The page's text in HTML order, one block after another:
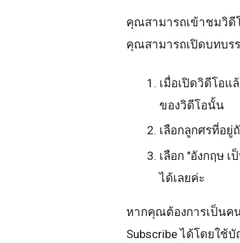
คุณสามารถเข้าชมวิดี
คุณสามารถเปิดบทบ
เมื่อเปิดวิดีโอแ
ของวิดีโอนั้น
เลือกลูกศรที่อยู่
เลือก "อังกฤษ
ได้เลยค่ะ
หากคุณต้องการเป็นค
Subscribe ได้โดยใช้